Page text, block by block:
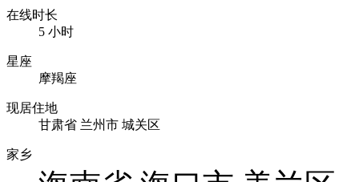
在线时长
5 小时
星座
摩羯座
现居住地
甘肃省 兰州市 城关区
家乡